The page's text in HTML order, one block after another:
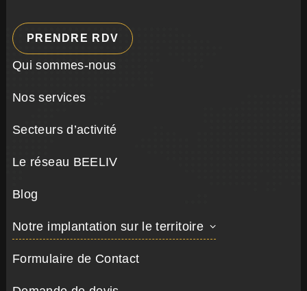
PRENDRE RDV
Qui sommes-nous
Nos services
Secteurs d’activité
Le réseau BEELIV
Blog
Notre implantation sur le territoire
Formulaire de Contact